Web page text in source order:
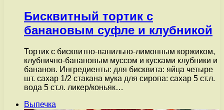
Бисквитный тортик с
банановым суфле и клубникой
Тортик с бисквитно-ванильно-лимонным коржиком,
клубнично-банановым муссом и кусками клубники и
бананов. Ингредиенты: для бисквита: яйца четыре
шт. сахар 1/2 стакана мука для сиропа: сахар 5 ст.л.
вода 5 ст.л. ликер/коньяк…
Выпечка